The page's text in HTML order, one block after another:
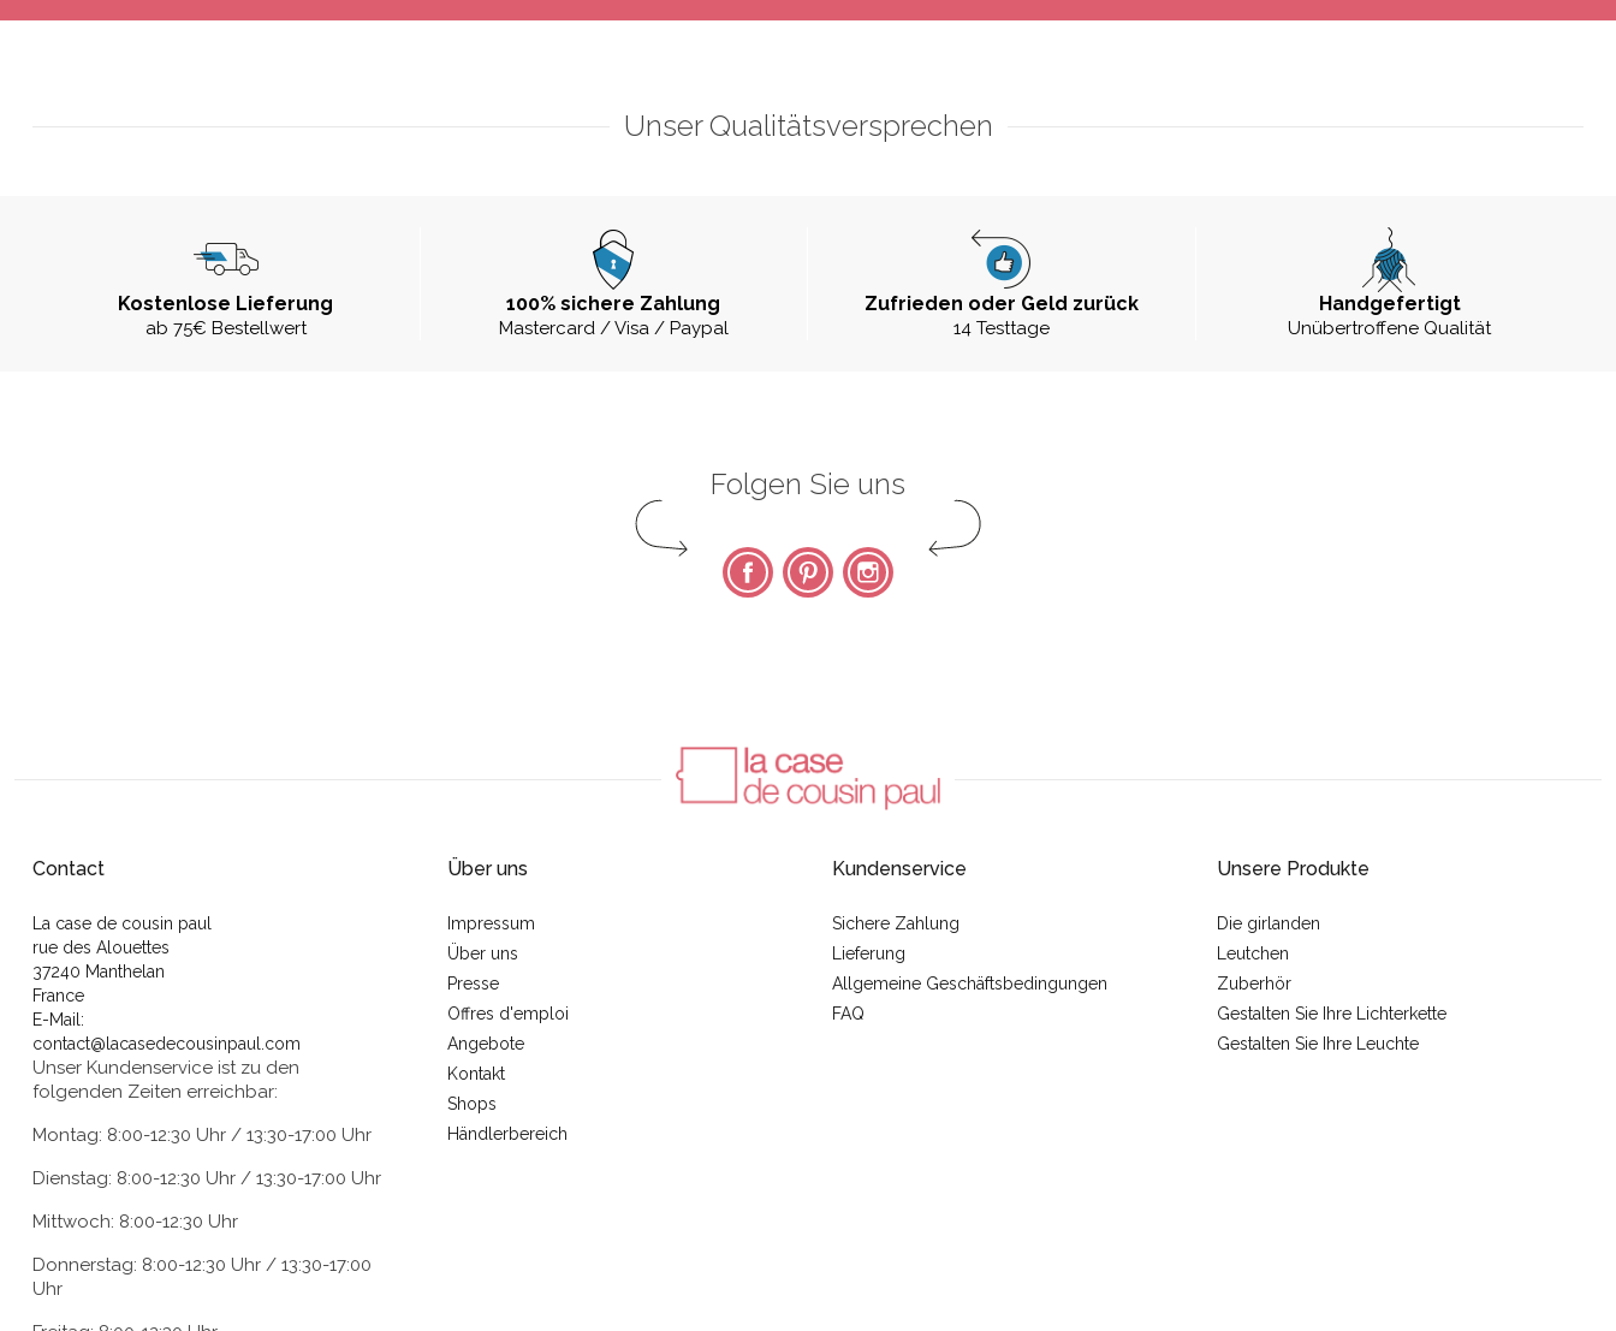
Unser Qualitätsversprechen
Kostenlose Lieferung
ab 75€ Bestellwert
100% sichere Zahlung
Mastercard / Visa / Paypal
Zufrieden oder Geld zurück
14 Testtage
Handgefertigt
Unübertroffene Qualität
Folgen Sie uns
FacebookPinterest Instagram
Contact
La case de cousin paul
rue des Alouettes
37240 Manthelan
France
E-Mail:
contact@lacasedecousinpaul.com
Unser Kundenservice ist zu den
folgenden Zeiten erreichbar:
Montag: 8:00-12:30 Uhr / 13:30-17:00 Uhr
Dienstag: 8:00-12:30 Uhr / 13:30-17:00 Uhr
Mittwoch: 8:00-12:30 Uhr
Donnerstag: 8:00-12:30 Uhr / 13:30-17:00
Uhr
Über uns
Impressum
Über uns
Presse
Offres d'emploi
Angebote
Kontakt
Shops
Händlerbereich
Kundenservice
Sichere Zahlung
Lieferung
Allgemeine Geschäftsbedingungen
FAQ
Unsere Produkte
Die girlanden
Leutchen
Zuberhör
Gestalten Sie Ihre Lichterkette
Gestalten Sie Ihre Leuchte